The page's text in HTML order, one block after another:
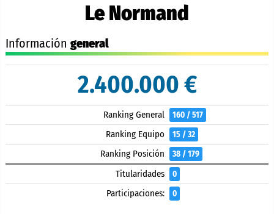
Le Normand
Información general
2.400.000 €
Ranking General 160 / 517
Ranking Equipo 15 / 32
Ranking Posición 38 / 179
Titularidades 0
Participaciones: 0